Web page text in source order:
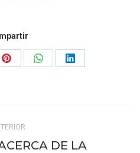
Share
Share
Share
DE LA